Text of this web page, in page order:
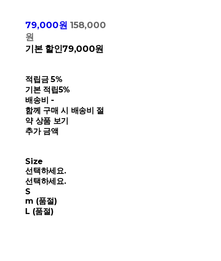
79,000원158,000
원
기본 할인79,000원
적립금 5%
기본 적립5%
배송비 -
함께 구매 시 배송비 절
약 상품 보기
추가 금액
Size
선택하세요.
선택하세요.
S
m (품절)
L (품절)